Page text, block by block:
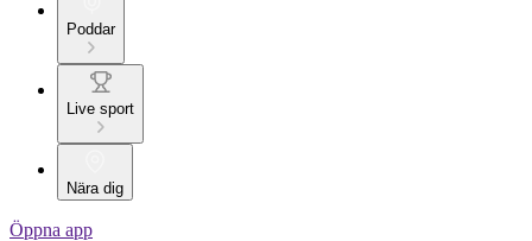
Poddar
Live sport
Nära dig
Öppna app